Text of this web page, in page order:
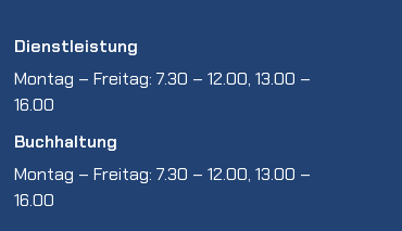
Dienstleistung
Montag – Freitag: 7.30 – 12.00, 13.00 –
16.00
Buchhaltung
Montag – Freitag: 7.30 – 12.00, 13.00 –
16.00